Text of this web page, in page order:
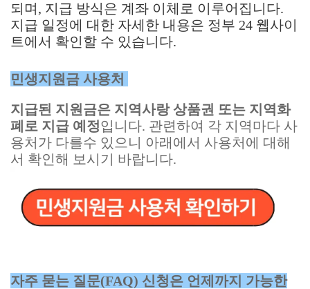
되며, 지급 방식은 계좌 이체로 이루어집니다.
지급 일정에 대한 자세한 내용은 정부 24 웹사이
트에서 확인할 수 있습니다.
민생지원금 사용처
지급된 지원금은 지역사랑 상품권 또는 지역화
폐로 지급 예정입니다. 관련하여 각 지역마다 사
용처가 다를수 있으니 아래에서 사용처에 대해
서 확인해 보시기 바랍니다.
자주 묻는 질문(FAQ) 신청은 언제까지 가능한